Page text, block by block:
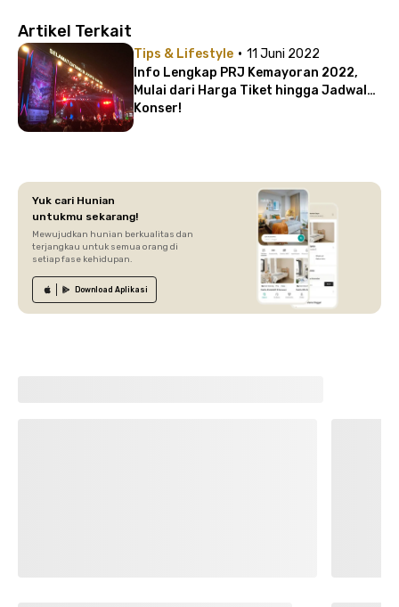
Artikel Terkait
Tips & Lifestyle · 11 Juni 2022
Info Lengkap PRJ Kemayoran 2022,
Mulai dari Harga Tiket hingga Jadwal
Konser!
Yuk cari Hunian
untukmu sekarang!
Mewujudkan hunian berkualitas dan
terjangkau untuk semua orang di
setiap fase kehidupan.
Download Aplikasi